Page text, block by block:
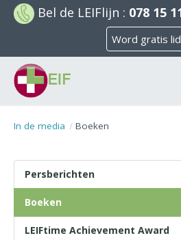
Bel de LEIFlijn : 078 15
Word gratis lid
In de media Boeken
Persberichten
Boeken
LEIFtime Achievement Award